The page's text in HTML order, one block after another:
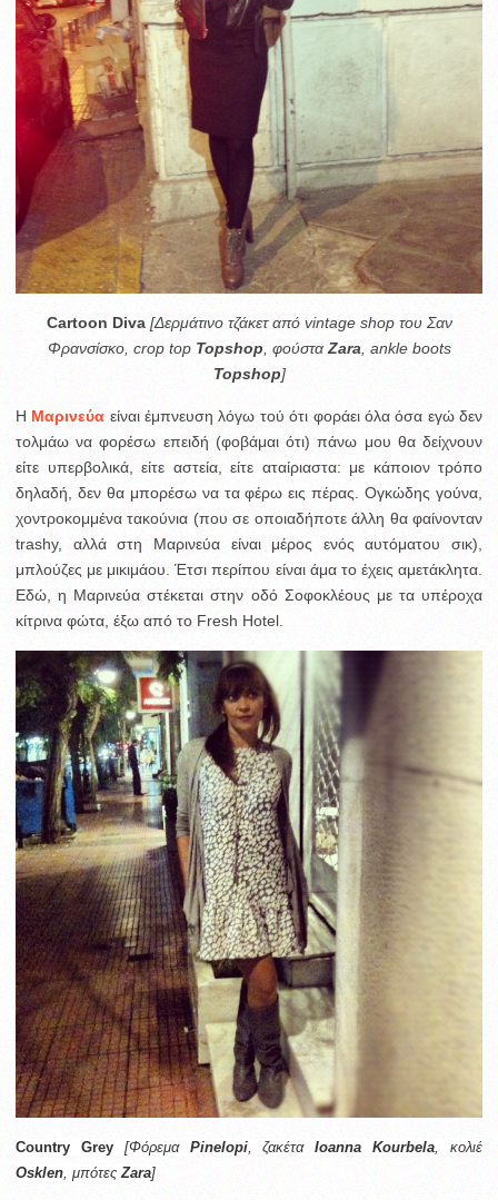
Cartoon Diva [Δερμάτινο τζάκετ από vintage shop του Σαν
Φρανσίσκο, crop top Topshop , φούστα Zara , ankle boots
Topshop]
Η Μαρινεύα είναι έμπνευση λόγω τού ότι φοράει όλα όσα εγώ δεν
τολμάω να φορέσω επειδή (φοβάμαι ότι) πάνω μου θα δείχνουν
είτε υπερβολικά, είτε αστεία, είτε αταίριαστα: με κάποιον τρόπο
δηλαδή, δεν θα μπορέσω να τα φέρω εις πέρας. Ογκώδης γούνα,
χοντροκομμένα τακούνια (που σε οποιαδήποτε άλλη θα φαίνονταν
trashy, αλλά στη Μαρινεύα είναι μέρος ενός αυτόματου σικ),
μπλούζες με μικιμάου. Έτσι περίπου είναι άμα το έχεις αμετάκλητα.
Εδώ, η Μαρινεύα στέκεται στην οδό Σοφοκλέους με τα υπέροχα
κίτρινα φώτα, έξω από το Fresh Hotel.
Country Grey[Φόρεμα Pinelopi, ζακέταIoanna Kourbela,κολιέ
Osklen, μπότεςZara]